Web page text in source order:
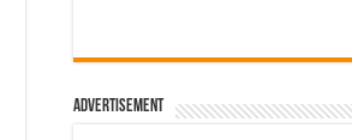
Advertisement